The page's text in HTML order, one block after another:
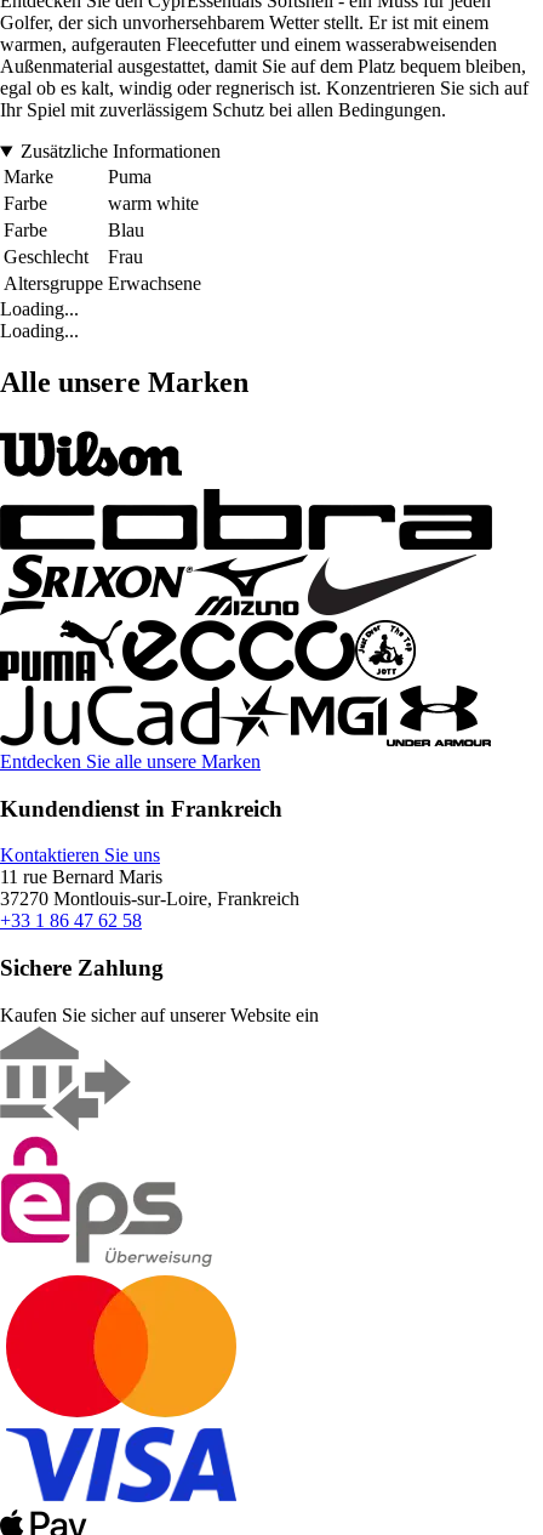
Golfer, der sich unvorhersehbarem Wetter stellt. Er ist mit einem
warmen, aufgerauten Fleecefutter und einem wasserabweisenden
Außenmaterial ausgestattet, damit Sie auf dem Platz bequem bleiben,
egal ob es kalt, windig oder regnerisch ist. Konzentrieren Sie sich auf
Ihr Spiel mit zuverlässigem Schutz bei allen Bedingungen.
Zusätzliche Informationen
Marke
Puma
Farbe
warm white
Farbe
Blau
Geschlecht
Frau
Altersgruppe Erwachsene
Loading...
Loading...
Alle unsere Marken
Entdecken Sie alle unsere Marken
Kundendienst in Frankreich
Kontaktieren Sie uns
11 rue Bernard Maris
37270 Montlouis-sur-Loire, Frankreich
+33 1 86 47 62 58
Sichere Zahlung
Kaufen Sie sicher auf unserer Website ein